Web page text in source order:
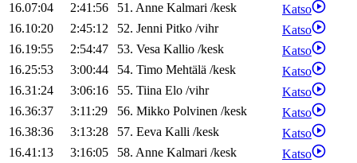
16.07:04
2:41:56 51. Anne Kalmari /kesk
Katso
16.10:20
2:45:12 52. Jenni Pitko /vihr
Katso
16.19:55
2:54:47 53. Vesa Kallio /kesk
Katso
16.25:53
3:00:44 54. Timo Mehtälä /kesk
Katso
16.31:24
3:06:16 55. Tiina Elo /vihr
Katso
16.36:37
3:11:29 56. Mikko Polvinen /kesk
Katso
16.38:36
3:13:28 57. Eeva Kalli /kesk
Katso
16.41:13
3:16:05 58. Anne Kalmari /kesk
Katso